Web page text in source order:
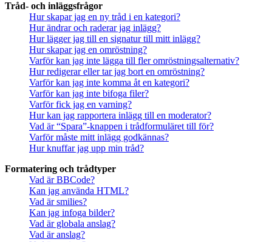
Tråd- och inläggsfrågor
Hur skapar jag en ny tråd i en kategori?
Hur ändrar och raderar jag inlägg?
Hur lägger jag till en signatur till mitt inlägg?
Hur skapar jag en omröstning?
Varför kan jag inte lägga till fler omröstningsalternativ?
Hur redigerar eller tar jag bort en omröstning?
Varför kan jag inte komma åt en kategori?
Varför kan jag inte bifoga filer?
Varför fick jag en varning?
Hur kan jag rapportera inlägg till en moderator?
Vad är “Spara”-knappen i trådformuläret till för?
Varför måste mitt inlägg godkännas?
Hur knuffar jag upp min tråd?
Formatering och trådtyper
Vad är BBCode?
Kan jag använda HTML?
Vad är smilies?
Kan jag infoga bilder?
Vad är globala anslag?
Vad är anslag?